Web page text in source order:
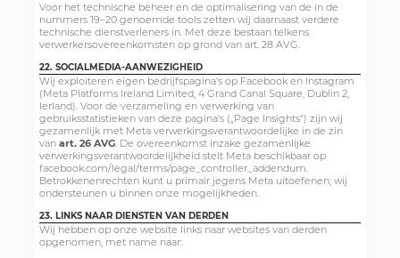
Voor het technische beheer en de optimalisering van de in de
nummers 19–20 genoemde tools zetten wij daarnaast verdere
technische dienstverleners in. Met deze bestaan telkens
verwerkersovereenkomsten op grond van art. 28 AVG.
22. SOCIALMEDIA-AANWEZIGHEID
Wij exploiteren eigen bedrijfspagina's op Facebook en Instagram
(Meta Platforms Ireland Limited, 4 Grand Canal Square, Dublin 2,
Ierland). Voor de verzameling en verwerking van
gebruiksstatistieken van deze pagina's („Page Insights") zijn wij
gezamenlijk met Meta verwerkingsverantwoordelijke in de zin
van art. 26 AVG. De overeenkomst inzake gezamenlijke
verwerkingsverantwoordelijkheid stelt Meta beschikbaar op
facebook.com/legal/terms/page_controller_addendum.
Betrokkenenrechten kunt u primair jegens Meta uitoefenen; wij
ondersteunen u binnen onze mogelijkheden.
23. LINKS NAAR DIENSTEN VAN DERDEN
Wij hebben op onze website links naar websites van derden
opgenomen, met name naar: